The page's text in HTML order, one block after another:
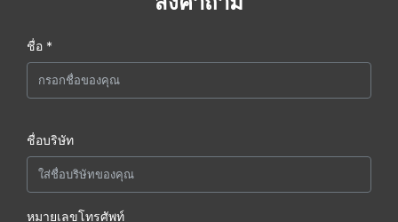
ชื่อ *
ชื่อบริษัท
หมายเลขโทรศัพท์